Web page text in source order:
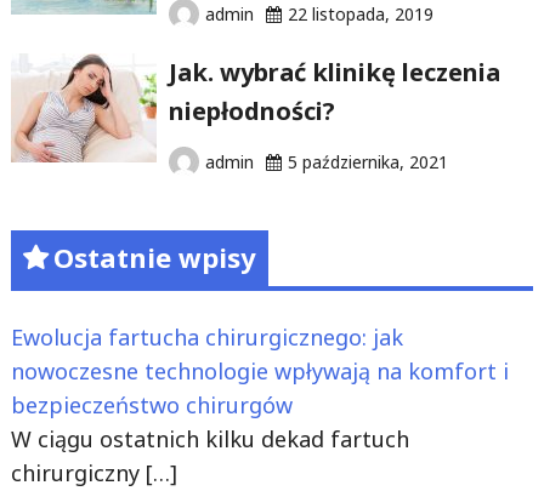
admin 22 listopada, 2019
Jak. wybrać klinikę leczenia
niepłodności?
admin 5 października, 2021
Ostatnie wpisy
Ewolucja fartucha chirurgicznego: jak
nowoczesne technologie wpływają na komfort i
bezpieczeństwo chirurgów
W ciągu ostatnich kilku dekad fartuch
chirurgiczny […]